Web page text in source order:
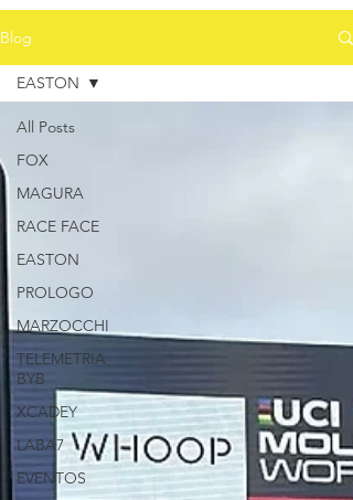
total
Blog
All Posts
FOX
MAGURA
RACE FACE
EASTON
PROLOGO
MARZOCCHI
TELEMETRIA
BYB
XCADEY
LABA7
EVENTOS
EASTON